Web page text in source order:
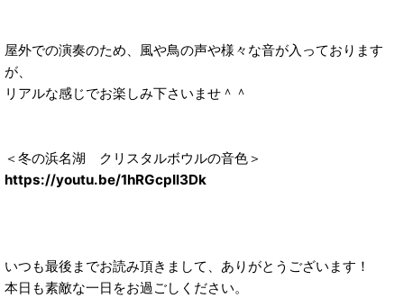
屋外での演奏のため、風や鳥の声や様々な音が入っております
が、
リアルな感じでお楽しみ下さいませ＾＾
＜冬の浜名湖 クリスタルボウルの音色＞
https://youtu.be/1hRGcpIl3Dk
いつも最後までお読み頂きまして、ありがとうございます！
本日も素敵な一日をお過ごしください。